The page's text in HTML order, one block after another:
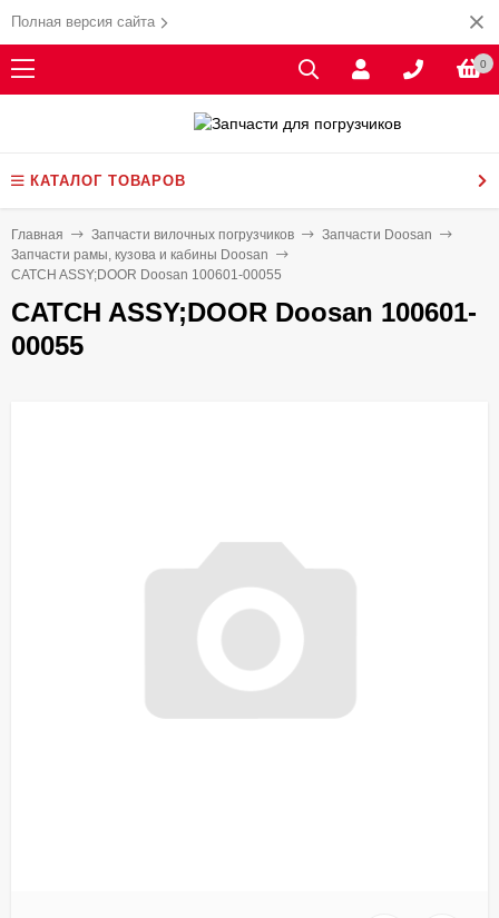
Полная версия сайта
0
КАТАЛОГ ТОВАРОВ
Главная Запчасти вилочных погрузчиков
Запчасти Doosan
Запчасти рамы, кузова и кабины Doosan
CATCH ASSY;DOOR Doosan 100601-00055
CATCH ASSY;DOOR Doosan 100601-
00055